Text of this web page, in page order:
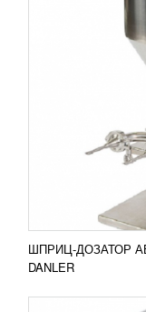
ШПРИЦ-ДОЗАТОР
DANLER
ЭТИКЕТОК
УЗНАТЬ
100S Станок
этикеток в